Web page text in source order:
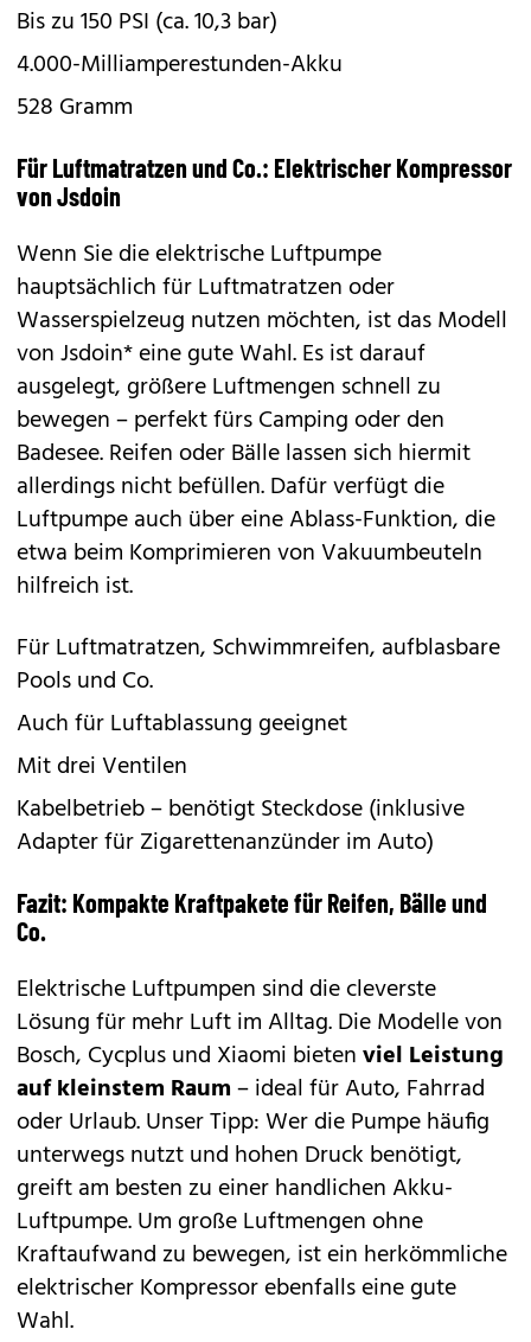
Bis zu 150 PSI (ca. 10,3 bar)
4.000-Milliamperestunden-Akku
528 Gramm
Für Luftmatratzen und Co.: Elektrischer Kompressor
von Jsdoin
Wenn Sie die elektrische Luftpumpe
hauptsächlich für Luftmatratzen oder
Wasserspielzeug nutzen möchten, ist dasModell
von Jsdoin*eine gute Wahl. Es ist darauf
ausgelegt, größere Luftmengen schnell zu
bewegen – perfekt fürs Camping oder den
Badesee. Reifen oder Bälle lassen sich hiermit
allerdings nicht befüllen. Dafür verfügt die
Luftpumpe auch über eine Ablass-Funktion, die
etwa beim Komprimieren von Vakuumbeuteln
hilfreich ist.
Für Luftmatratzen, Schwimmreifen, aufblasbare
Pools und Co.
Auch für Luftablassung geeignet
Mit drei Ventilen
Kabelbetrieb – benötigt Steckdose (inklusive
Adapter für Zigarettenanzünder im Auto)
Fazit: Kompakte Kraftpakete für Reifen, Bälle und
Co.
Elektrische Luftpumpen sind die cleverste
Lösung für mehr Luft im Alltag. Die Modelle von
Bosch, Cycplus und Xiaomi bietenviel Leistung
auf kleinstem Raum– ideal für Auto, Fahrrad
oder Urlaub. Unser Tipp: Wer die Pumpe häufig
unterwegs nutzt und hohen Druck benötigt,
greift am besten zu einer handlichen Akku-
Luftpumpe. Um große Luftmengen ohne
Kraftaufwand zu bewegen, ist ein herkömmliche
elektrischer Kompressor ebenfalls eine gute
Wahl.